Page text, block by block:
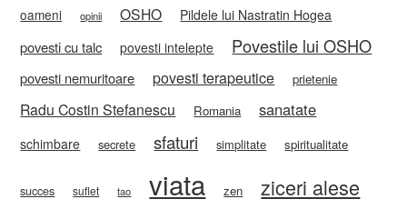
oameni opinii OSHO Pildele lui Nastratin Hogea
povesti cu talc povesti intelepte Povestile lui OSHO
povesti nemuritoare povesti terapeutice prietenie
Radu Costin Stefanescu Romania sanatate
schimbare secrete sfaturi simplitate spiritualitate
succes suflet tao viata zen ziceri alese